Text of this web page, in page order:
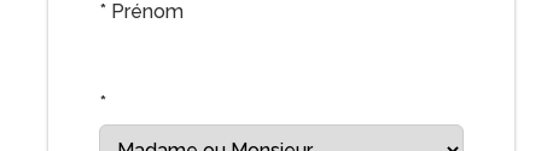
* Prénom
*